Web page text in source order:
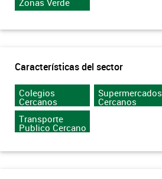
Características del sector
Colegios
Cercanos
Supermercados
Cercanos
Transporte
Publico Cercano